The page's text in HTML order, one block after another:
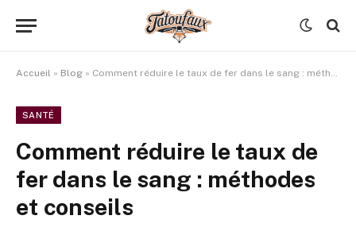
Accueil » Blog » Comment réduire le taux de fer dans le sang : méthodes et conseils
SANTÉ
Comment réduire le taux de
fer dans le sang : méthodes
et conseils